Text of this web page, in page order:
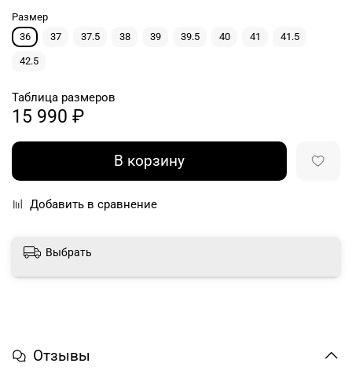
Размер
36
37 37.5 38 39 39.5 40 41 41.5
42.5
Таблица размеров
15 990 ₽
В корзину
Добавить в сравнение
Выбрать
Отзывы